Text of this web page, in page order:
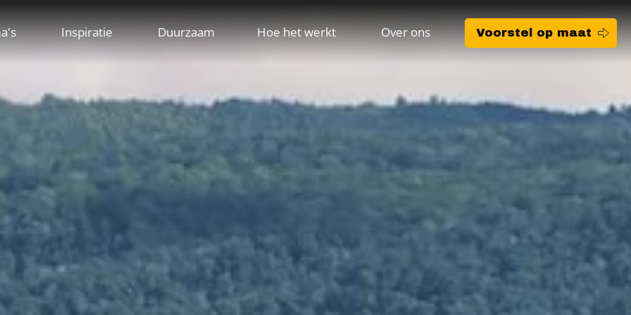
Inspiratie Duurzaam Hoe het werkt Over ons Voorstel op maat